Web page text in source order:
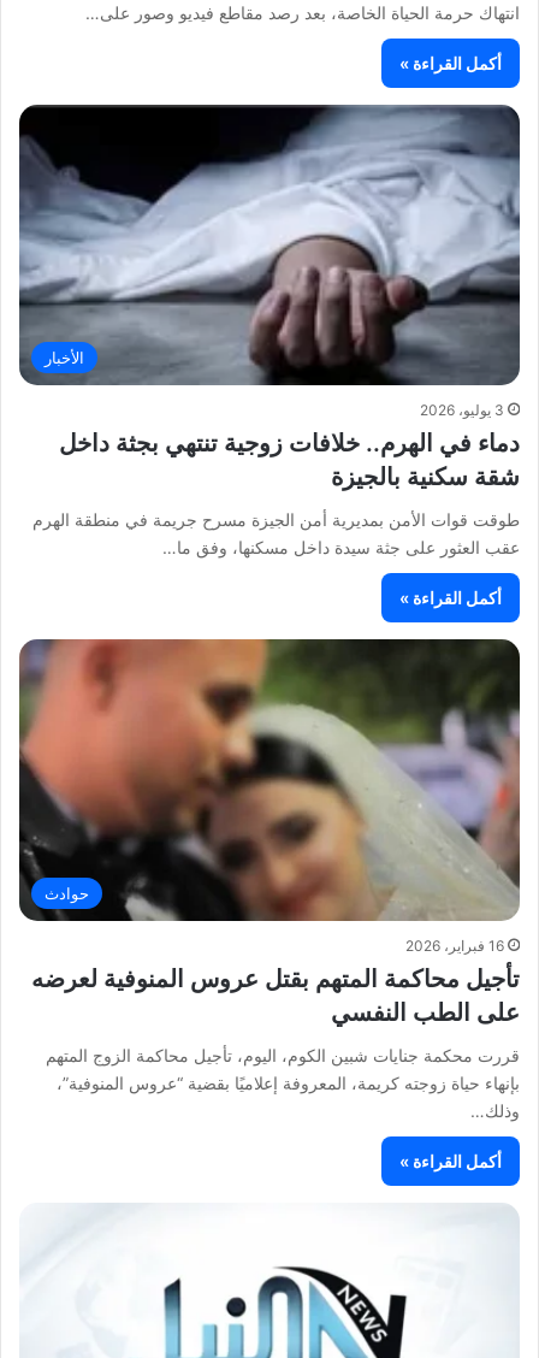
انتهاك حرمة الحياة الخاصة، بعد رصد مقاطع فيديو وصور على…
أكمل القراءة »
الأخبار
3 يوليو، 2026
دماء في الهرم.. خلافات زوجية تنتهي بجثة داخل
شقة سكنية بالجيزة
طوقت قوات الأمن بمديرية أمن الجيزة مسرح جريمة في منطقة الهرم
عقب العثور على جثة سيدة داخل مسكنها، وفق ما…
أكمل القراءة »
حوادث
16 فبراير، 2026
تأجيل محاكمة المتهم بقتل عروس المنوفية لعرضه
على الطب النفسي
قررت محكمة جنايات شبين الكوم، اليوم، تأجيل محاكمة الزوج المتهم
بإنهاء حياة زوجته كريمة، المعروفة إعلاميًا بقضية “عروس المنوفية”،
وذلك…
أكمل القراءة »